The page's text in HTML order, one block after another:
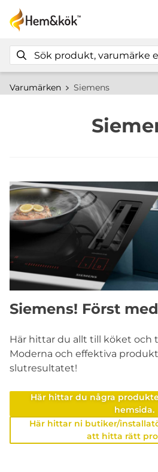
Varumärken Siemens
Siemens! Först
Här hittar du allt till köket och
Moderna och effektiva
slutresultatet!
Här hittar du några
hemsida.
Här hittar ni butiker/
att hitta rätt